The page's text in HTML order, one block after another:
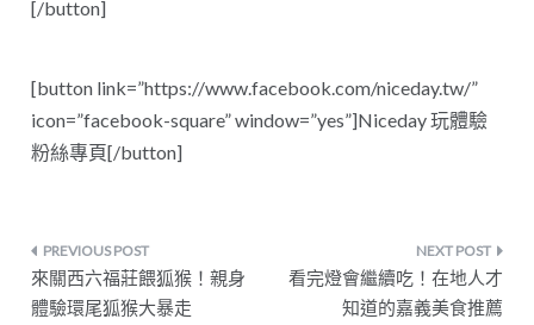
[/button]
[button link=”https://www.facebook.com/niceday.tw/”
icon=”facebook-square” window=”yes”]Niceday 玩體驗
粉絲專頁[/button]
文
章
來關西六福莊餵狐猴！親身
體驗環尾狐猴大暴走
看完燈會繼續吃！在地人才
知道的嘉義美食推薦